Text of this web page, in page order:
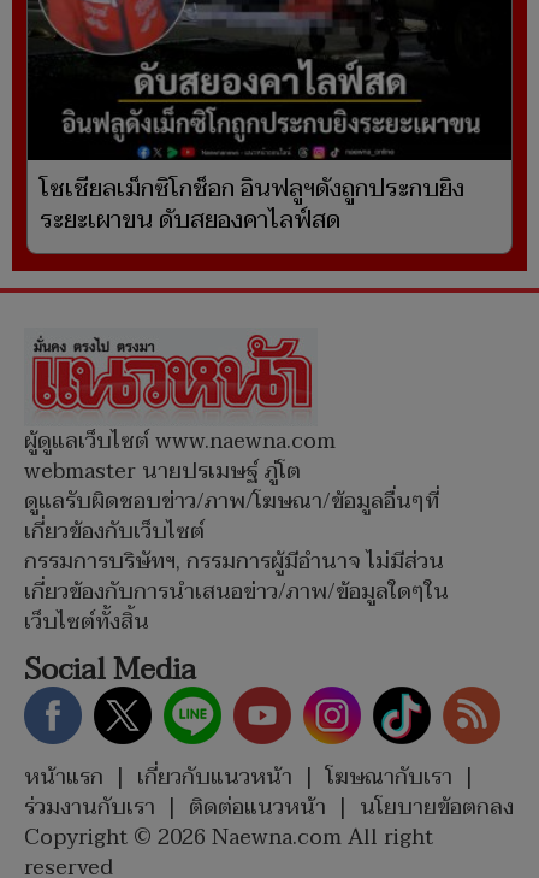
โซเชียลเม็กซิโกช็อก อินฟลูฯดังถูกประกบยิง
ระยะเผาขน ดับสยองคาไลฟ์สด
ผู้ดูแลเว็บไซต์ www.naewna.com
webmaster นายปรเมษฐ์ ภู่โต
ดูแลรับผิดชอบข่าว/ภาพ/โฆษณา/ข้อมูลอื่นๆที่
เกี่ยวข้องกับเว็บไซต์
กรรมการบริษัทฯ, กรรมการผู้มีอำนาจ ไม่มีส่วน
เกี่ยวข้องกับการนำเสนอข่าว/ภาพ/ข้อมูลใดๆใน
เว็บไซต์ทั้งสิ้น
Social Media
หน้าแรก | เกี่ยวกับแนวหน้า | โฆษณากับเรา |
ร่วมงานกับเรา | ติดต่อแนวหน้า | นโยบายข้อตกลง
Copyright © 2026 Naewna.com All right
reserved